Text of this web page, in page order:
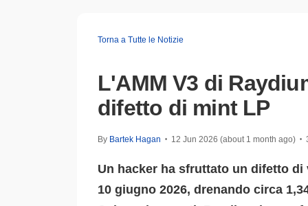
Torna a Tutte le Notizie
L'AMM V3 di
difetto di mint LP
By Bartek Hagan • 12 Jun 2026 (about 1 month ago) •
Un hacker ha sfruttato un difetto di
10 giugno 2026, drenando circa